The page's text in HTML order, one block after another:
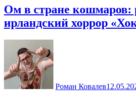
Ом в стране кошмаров:
ирландский хоррор
Роман Ковалев